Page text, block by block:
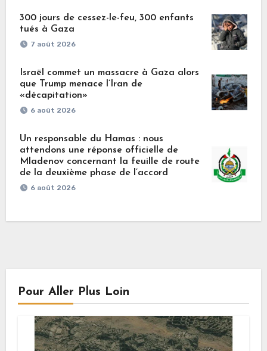
300 jours de cessez-le-feu, 300 enfants
tués à Gaza
7 août 2026
Israël commet un massacre à Gaza alors
que Trump menace l’Iran de
«décapitation»
6 août 2026
Un responsable du Hamas : nous
attendons une réponse officielle de
Mladenov concernant la feuille de route
de la deuxième phase de l’accord
6 août 2026
Pour Aller Plus Loin